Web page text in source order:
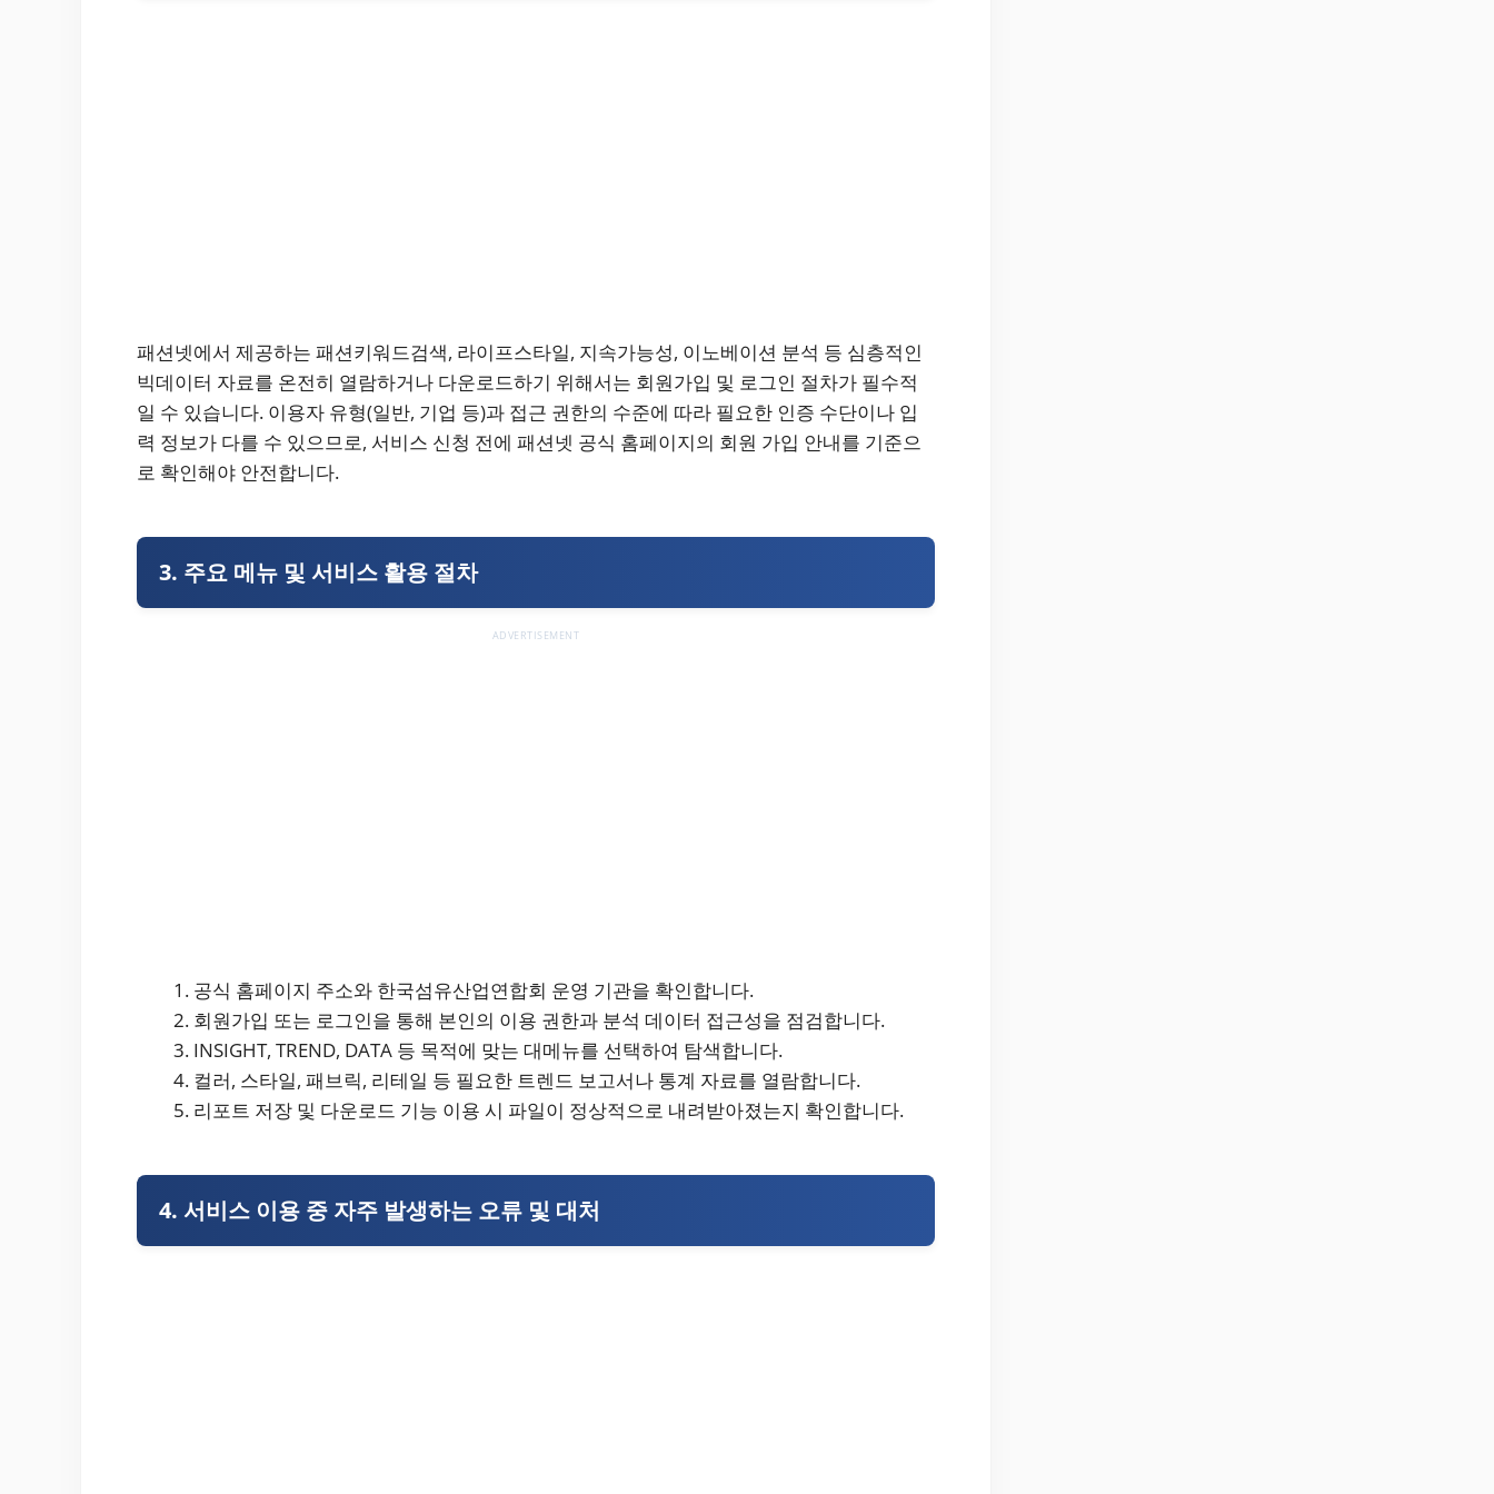
패션넷에서 제공하는 패션키워드검색, 라이프스타일, 지속가능성, 이노베이션 분석 등 심층적인
빅데이터 자료를 온전히 열람하거나 다운로드하기 위해서는 회원가입 및 로그인 절차가 필수적
일 수 있습니다. 이용자 유형(일반, 기업 등)과 접근 권한의 수준에 따라 필요한 인증 수단이나 입
력 정보가 다를 수 있으므로, 서비스 신청 전에 패션넷 공식 홈페이지의 회원 가입 안내를 기준으
로 확인해야 안전합니다.
3. 주요 메뉴 및 서비스 활용 절차
ADVERTISEMENT
공식 홈페이지 주소와 한국섬유산업연합회 운영 기관을 확인합니다.
회원가입 또는 로그인을 통해 본인의 이용 권한과 분석 데이터 접근성을 점검합니다.
INSIGHT, TREND, DATA 등 목적에 맞는 대메뉴를 선택하여 탐색합니다.
컬러, 스타일, 패브릭, 리테일 등 필요한 트렌드 보고서나 통계 자료를 열람합니다.
리포트 저장 및 다운로드 기능 이용 시 파일이 정상적으로 내려받아졌는지 확인합니다.
4. 서비스 이용 중 자주 발생하는 오류 및 대처